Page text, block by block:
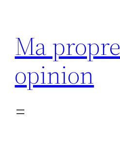
contenu
Ma propre
opinion